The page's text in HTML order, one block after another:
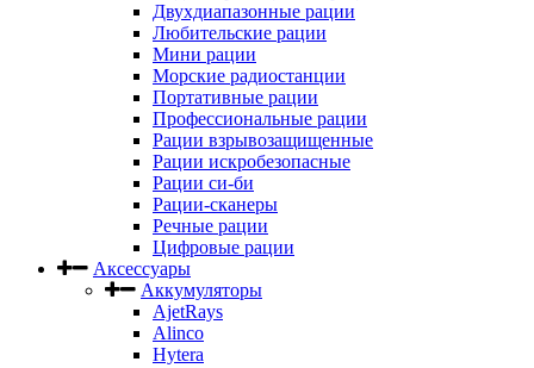
Двухдиапазонные рации
Любительские рации
Мини рации
Морские радиостанции
Портативные рации
Профессиональные рации
Рации взрывозащищенные
Рации искробезопасные
Рации си-би
Рации-сканеры
Речные рации
Цифровые рации
Аксессуары
Аккумуляторы
AjetRays
Alinco
Hytera